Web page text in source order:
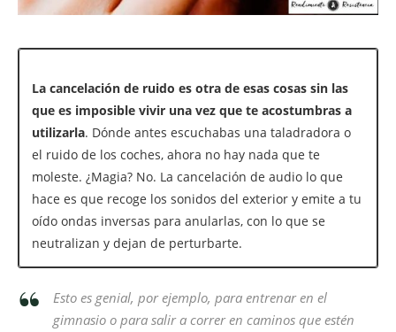
La cancelación de ruido es otra de esas cosas sin las
que es imposible vivir una vez que te acostumbras a
utilizarla. Dónde antes escuchabas una taladradora o
el ruido de los coches, ahora no hay nada que te
moleste. ¿Magia? No. La cancelación de audio lo que
hace es que recoge los sonidos del exterior y emite a tu
oído ondas inversas para anularlas, con lo que se
neutralizan y dejan de perturbarte.
Esto es genial, por ejemplo, para entrenar en el
gimnasio o para salir a correr en caminos que estén